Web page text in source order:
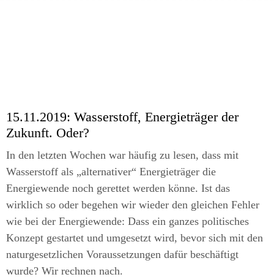
15.11.2019: Wasserstoff, Energieträger der
Zukunft. Oder?
In den letzten Wochen war häufig zu lesen, dass mit
Wasserstoff als „alternativer“ Energieträger die
Energiewende noch gerettet werden könne. Ist das
wirklich so oder begehen wir wieder den gleichen Fehler
wie bei der Energiewende: Dass ein ganzes politisches
Konzept gestartet und umgesetzt wird, bevor sich mit den
naturgesetzlichen Voraussetzungen dafür beschäftigt
wurde? Wir rechnen nach.